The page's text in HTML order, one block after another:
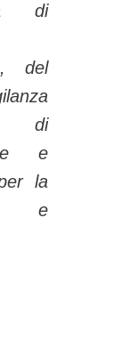
di
del
di
e
la
e